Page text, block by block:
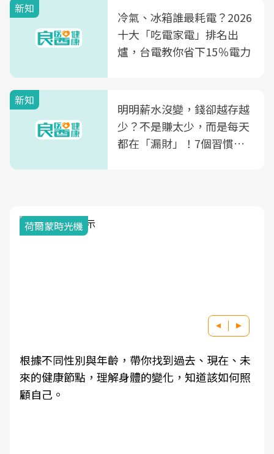
光田醫院建構360度女性健
康照護生態圈
新知
冷氣、冰箱誰最耗電？2026
十大「吃電家電」排名出
爐，台電教你省下15％電力
新知
明明薪水沒變，錢卻越存越
少？不是賺太少，而是每天
都在「漏財」！7個習慣一
荷爾蒙時光機
根據不同性別與年齡，帶你找到過去、現在、未
來的健康節點，理解身體的變化，知道該如何照
顧自己。